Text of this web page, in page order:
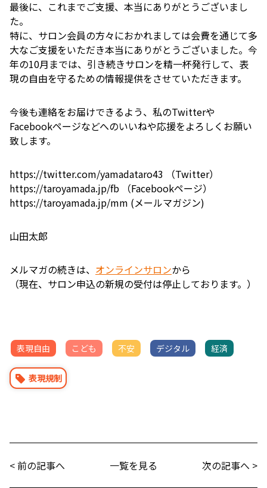
最後に、これまでご支援、本当にありがとうございまし
た。
特に、サロン会員の方々におかれましては会費を通じて多
大なご支援をいただき本当にありがとうございました。今
年の10月までは、引き続きサロンを精一杯発行して、表
現の自由を守るための情報提供をさせていただきます。
今後も連絡をお届けできるよう、私のTwitterや
Facebookページなどへのいいねや応援をよろしくお願い
致します。
https://twitter.com/yamadataro43 （Twitter）
https://taroyamada.jp/fb （Facebookページ）
https://taroyamada.jp/mm (メールマガジン)
山田太郎
メルマガの続きは、 オンラインサロンから
（現在、サロン申込の新規の受付は停止しております。）
表現自由 こども 不安 デジタル 経済
表現規制
< 前の記事へ 一覧を見る 次の記事へ >